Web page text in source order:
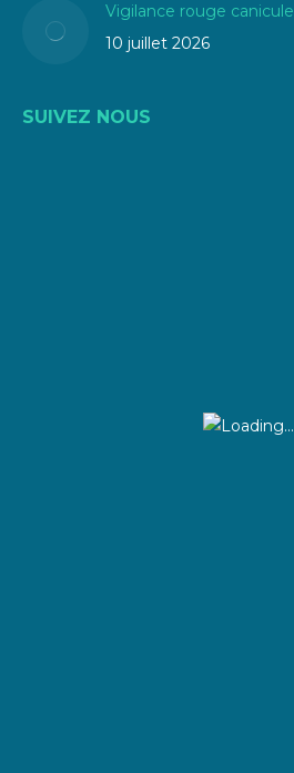
Vigilance rouge canicule
10 juillet 2026
SUIVEZ NOUS